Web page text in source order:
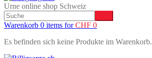
Urne online shop Schweiz
Warenkorb 0 items forCHF 0
Es befinden sich keine Produkte im Warenkorb.